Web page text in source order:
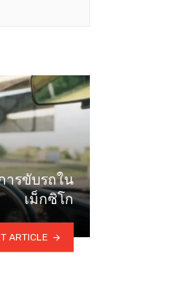
ารขับรถใน
เม็กซิโก
ARTICLE